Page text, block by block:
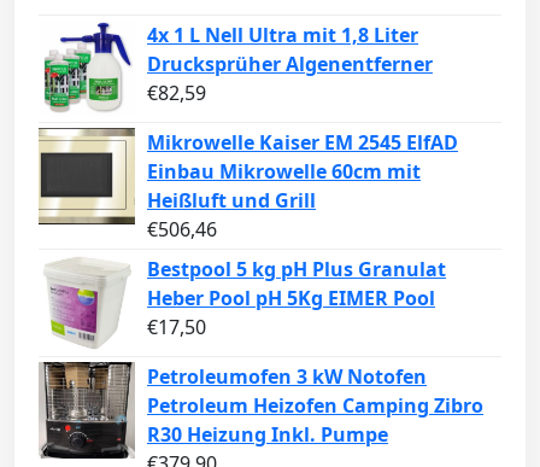
4x 1 L Nell Ultra mit 1,8 Liter
Drucksprüher Algenentferner
€82,59
Mikrowelle Kaiser EM 2545 ElfAD
Einbau Mikrowelle 60cm mit
Heißluft und Grill
€506,46
Bestpool 5 kg pH Plus Granulat
Heber Pool pH 5Kg EIMER Pool
€17,50
Petroleumofen 3 kW Notofen
Petroleum Heizofen Camping Zibro
R30 Heizung Inkl. Pumpe